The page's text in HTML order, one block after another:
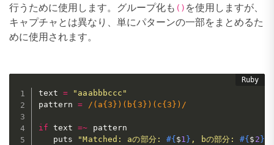
行うために使用します。グループ化も () を使用しますが、
キャプチャとは異なり、単にパターンの一部をまとめるた
めに使用されます。
text =
"aaabbbccc"
pattern = /(a{3})(b{3})(c{3})/
if text =~ pattern
   puts
"Matched: aの部分: #{ $1 } , bの部分: #{ $ 2 }